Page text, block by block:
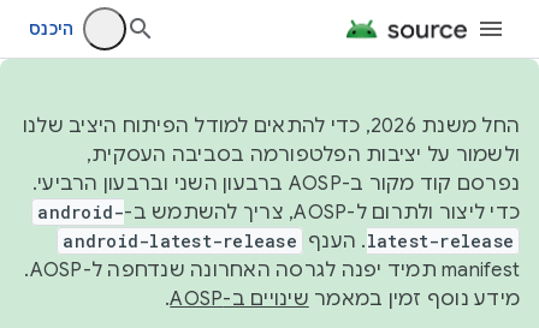
היכנס
החל משנת 2026, כדי להתאים למודל הפיתוח היציב שלנו
ולשמור על יציבות הפלטפורמה בסביבה העסקית,
נפרסם קוד מקור ב-AOSP ברבעון השני וברבעון הרביעי.
כדי ליצור ולתרום ל-AOSP, צריך להשתמש ב-
android-
latest-release. הענף android-latest-release
manifest תמיד יפנה לגרסה האחרונה שנדחפה ל-AOSP.
מידע נוסף זמין במאמר שינויים ב-AOSP .